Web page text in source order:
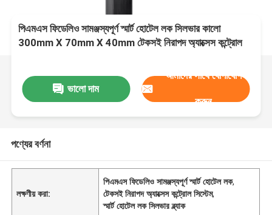
পিএমএস ফিডেলিও সামঞ্জস্যপূর্ণ স্মার্ট হোটেল লক সিলভার কালো
300mm X 70mm X 40mm টেকসই নিরাপদ অ্যাক্সেস কন্ট্রোল
ভালো দাম
আমাদের সাথে যোগাযোগ
করুন
পণ্যের বর্ণনা
লক্ষণীয় করা:
পিএমএস ফিডেলিও সামঞ্জস্যপূর্ণ স্মার্ট হোটেল লক,
টেকসই নিরাপদ অ্যাক্সেস কন্ট্রোল সিস্টেম,
স্মার্ট হোটেল লক সিলভার ব্ল্যাক